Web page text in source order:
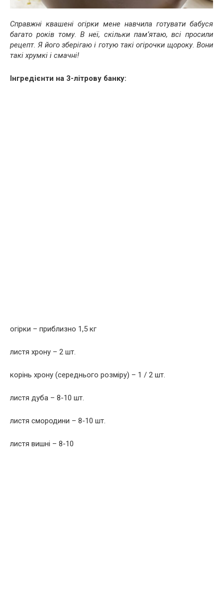
Справжні квашені огірки мене навчила готувати бабуся
багато років тому. В неї, скільки пам’ятаю, всі просили
рецепт. Я його зберігаю і готую такі огірочки щороку. Вони
такі хрумкі і смачні!
Інгредієнти на 3-літрову банку:
огірки – приблизно 1,5 кг
листя хрону – 2 шт.
корінь хрону (середнього розміру) – 1 / 2 шт.
листя дуба – 8-10 шт.
листя смородини – 8-10 шт.
листя вишні – 8-10